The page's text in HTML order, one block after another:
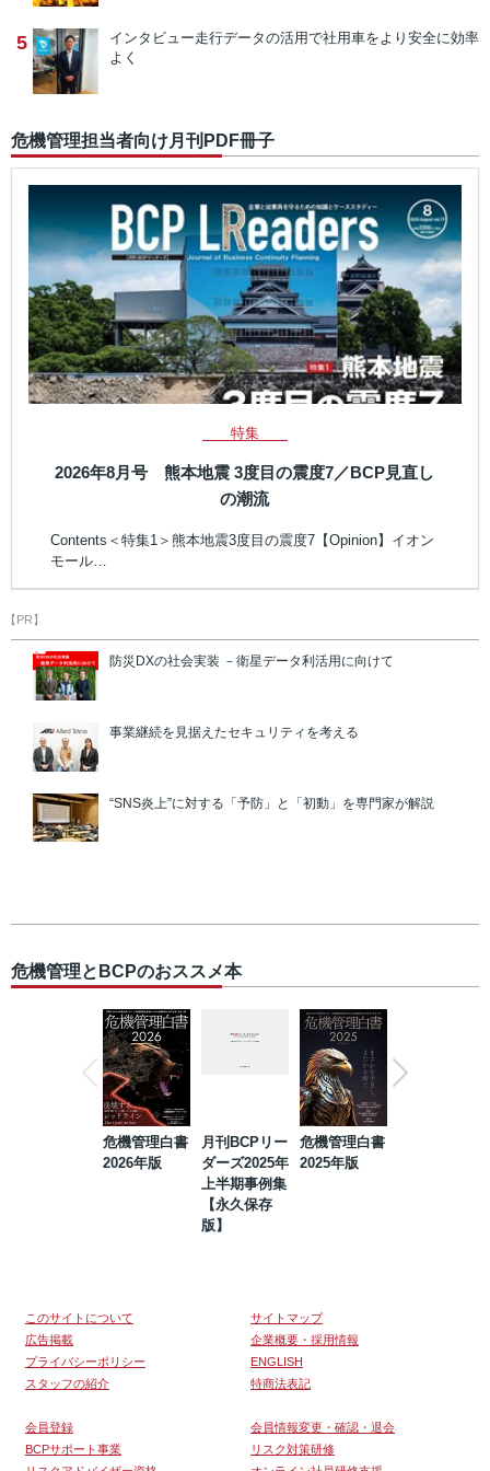
5 インタビュー走行データの活用で社用車をより安全に効率
よく
危機管理担当者向け月刊PDF冊子
特集
2026年8月号 熊本地震 3度目の震度7／BCP見直し
の潮流
Contents＜特集1＞熊本地震3度目の震度7【Opinion】イオン
モール…
【PR】
防災DXの社会実装 －衛星データ利活用に向けて
事業継続を見据えたセキュリティを考える
“SNS炎上”に対する「予防」と「初動」を専門家が解説
危機管理とBCPのおススメ本
危機管理白書
2026年版
月刊BCPリー
ダーズ2025年
上半期事例集
【永久保存
版】
危機管理白書
2025年版
このサイトについて
サイトマップ
広告掲載
企業概要・採用情報
プライバシーポリシー
ENGLISH
スタッフの紹介
特商法表記
会員登録
会員情報変更・確認・退会
BCPサポート事業
リスク対策研修